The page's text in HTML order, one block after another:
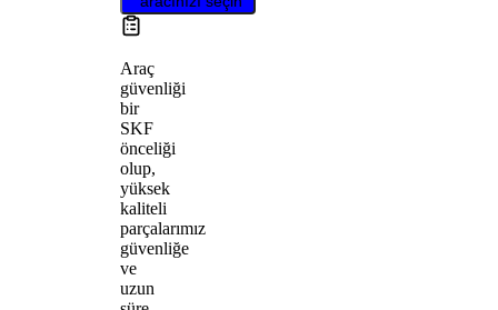
Araç
güvenliği
bir
SKF
önceliği
olup,
yüksek
kaliteli
parçalarımız
güvenliğe
ve
uzun